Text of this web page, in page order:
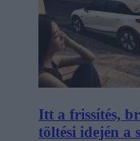
Itt a frissítés,
töltési idején a